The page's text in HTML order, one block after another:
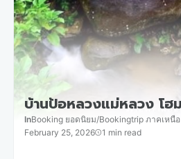
บ้านป้อหลวงแม่หลวง โฮ
InBooking ยอดนิยม/Bookingtrip ภาคเหนือ
February 25, 2026
1 min read